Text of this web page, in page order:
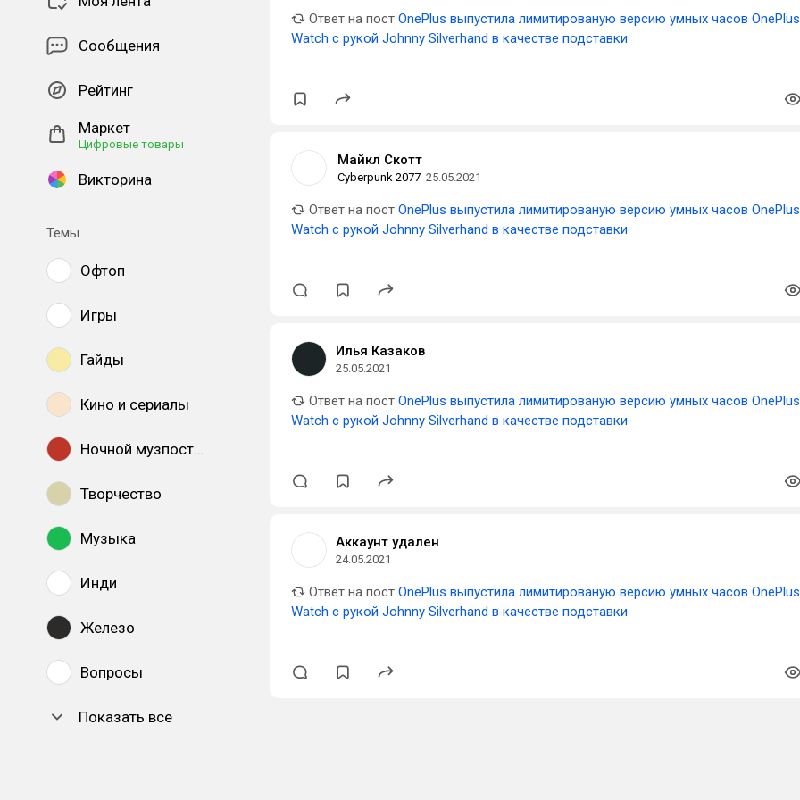
Сообщения
Рейтинг
Маркет
Цифровые товары
Викторина
Темы
Офтоп
Игры
Гайды
Кино и сериалы
Ночной музпостинг
Творчество
Музыка
Инди
Железо
Вопросы
Показать все
Ответ на пост OnePlus выпустила лимитированую версию умных часов OnePlus
Watch с рукой Johnny Silverhand в качестве подставки
Майкл Скотт
Cyberpunk 2077 25.05.2021
Ответ на пост OnePlus выпустила лимитированую версию умных часов OnePlus
Watch с рукой Johnny Silverhand в качестве подставки
Илья Казаков
25.05.2021
Ответ на пост OnePlus выпустила лимитированую версию умных часов OnePlus
Watch с рукой Johnny Silverhand в качестве подставки
Аккаунт удален
24.05.2021
Ответ на пост OnePlus выпустила лимитированую версию умных часов OnePlus
Watch с рукой Johnny Silverhand в качестве подставки